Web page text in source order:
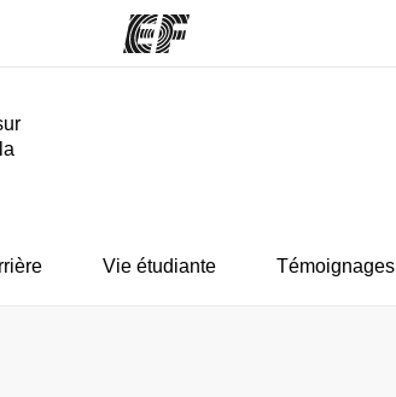
Vie étudiante Témoignages